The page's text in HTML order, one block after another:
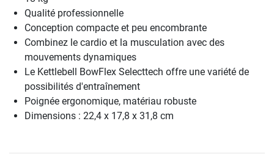
Qualité professionnelle
Conception compacte et peu encombrante
Combinez le cardio et la musculation avec des
mouvements dynamiques
Le Kettlebell BowFlex Selecttech offre une variété de
possibilités d'entraînement
Poignée ergonomique, matériau robuste
Dimensions : 22,4 x 17,8 x 31,8 cm